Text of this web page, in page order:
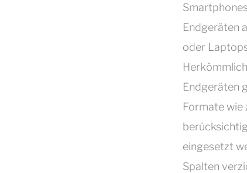
Endgeräten
oder
Endgeräten
Formate wie
eingesetzt
Spalten